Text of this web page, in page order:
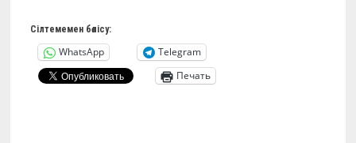
Сілтемемен бөлісу:
WhatsApp
Telegram
Печать